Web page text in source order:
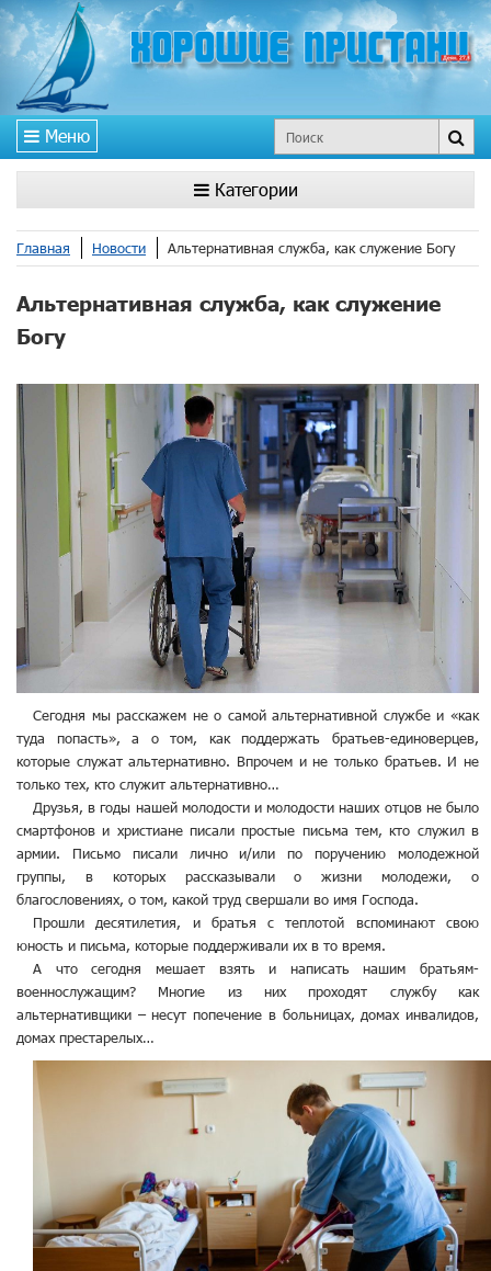
Меню
Категории
Главная Новости Альтернативная служба, как служение Богу
Альтернативная служба, как служение
Богу
Сегодня мы расскажем не о самой альтернативной службе и «как
туда попасть», а о том, как поддержать братьев-единоверцев,
которые служат альтернативно. Впрочем и не только братьев. И не
только тех, кто служит альтернативно…
Друзья, в годы нашей молодости и молодости наших отцов не было
смартфонов и христиане писали простые письма тем, кто служил в
армии. Письмо писали лично и/или по поручению молодежной
группы, в которых рассказывали о жизни молодежи, о
благословениях, о том, какой труд свершали во имя Господа.
Прошли десятилетия, и братья с теплотой вспоминают свою
юность и письма, которые поддерживали их в то время.
А что сегодня мешает взять и написать нашим братьям-
военнослужащим? Многие из них проходят службу как
альтернативщики – несут попечение в больницах, домах инвалидов,
домах престарелых…